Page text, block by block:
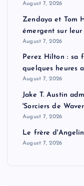
August 7, 2026
Zendaya et Tom
émergent sur leur
August 7, 2026
Perez Hilton : sa
quelques heures
August 7, 2026
Jake T. Austin
'Sorciers de
August 7, 2026
Le frère
August 7, 2026